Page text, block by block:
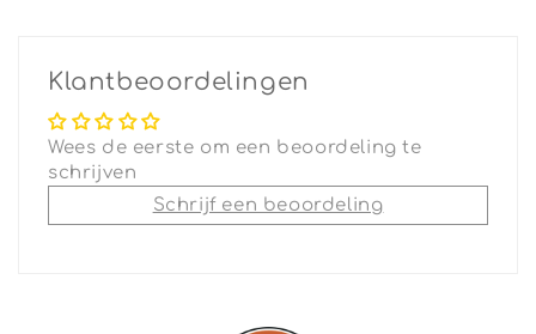
Klantbeoordelingen
Wees de eerste om een beoordeling te
schrijven
Schrijf een beoordeling